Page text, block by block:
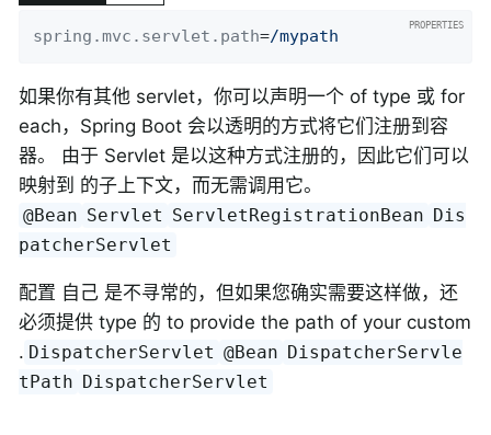
spring.mvc.servlet.path=/mypath
如果你有其他 servlet，你可以声明一个 of type 或 for
each，Spring Boot 会以透明的方式将它们注册到容
器。 由于 Servlet 是以这种方式注册的，因此它们可以
映射到 的子上下文，而无需调用它。
@Bean Servlet ServletRegistrationBean Dis
patcherServlet
配置 自己 是不寻常的，但如果您确实需要这样做，还
必须提供 type 的 to provide the path of your custom
. DispatcherServlet @Bean DispatcherServle
tPath DispatcherServlet